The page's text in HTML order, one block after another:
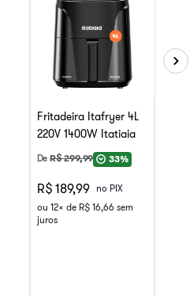
Fritadeira Itafryer 4L
220V 1400W Itatiaia
DeR$299,99 33%
R$ 189,99
no PIX
ou 12x de R$ 16,66 sem
juros